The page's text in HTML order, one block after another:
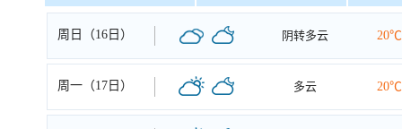
周日（16日） 阴转多云 20℃
周一（17日） 多云 20℃